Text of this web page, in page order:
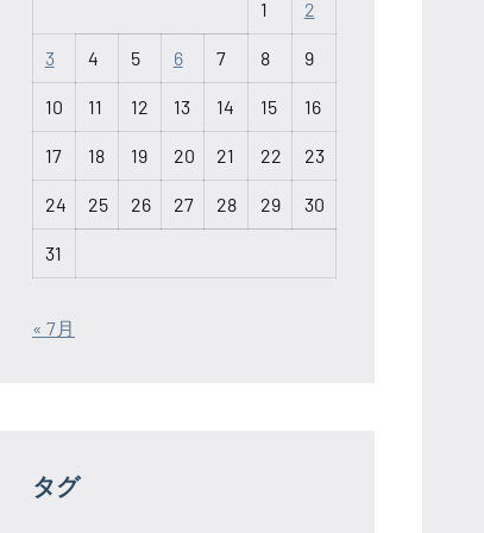
1 2
3 4 5 6 7 8 9
10 11 12 13 14 15 16
17 18 19 20 21 22 23
24 25 26 27 28 29 30
31
« 7月
タグ